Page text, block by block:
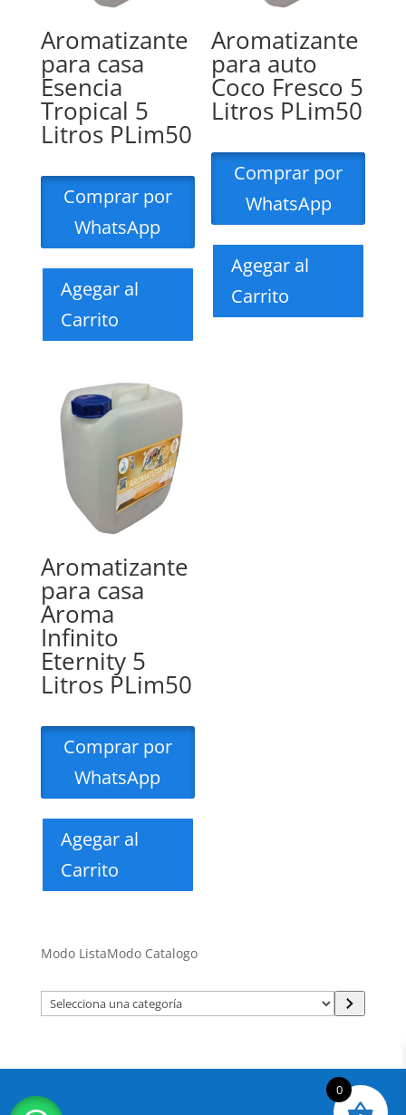
Aromatizante
para casa
Esencia
Tropical 5
Litros PLim50
Comprar por
WhatsApp
Agegar al
Carrito
Aromatizante
para auto
Coco Fresco 5
Litros PLim50
Comprar por
WhatsApp
Agegar al
Carrito
Aromatizante
para casa
Aroma
Infinito
Eternity 5
Litros PLim50
Comprar por
WhatsApp
Agegar al
Carrito
Modo ListaModo Catalogo
Selecciona
una
0